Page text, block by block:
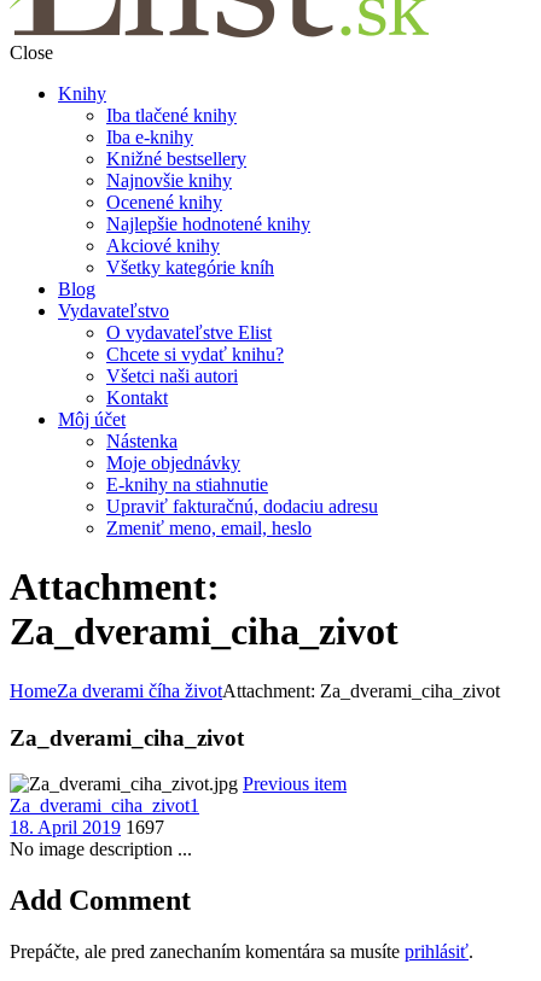
Close
Knihy
Iba tlačené knihy
Iba e-knihy
Knižné bestsellery
Najnovšie knihy
Ocenené knihy
Najlepšie hodnotené knihy
Akciové knihy
Všetky kategórie kníh
Blog
Vydavateľstvo
O vydavateľstve Elist
Chcete si vydať knihu?
Všetci naši autori
Kontakt
Môj účet
Nástenka
Moje objednávky
E-knihy na stiahnutie
Upraviť fakturačnú, dodaciu adresu
Zmeniť meno, email, heslo
Attachment:
Za_dverami_ciha_zivot
HomeZa dverami číha životAttachment: Za_dverami_ciha_zivot
Za_dverami_ciha_zivot
Previous item
Za_dverami_ciha_zivot1
18. April 2019 1697
No image description ...
Add Comment
Prepáčte, ale pred zanechaním komentára sa musíte prihlásiť.